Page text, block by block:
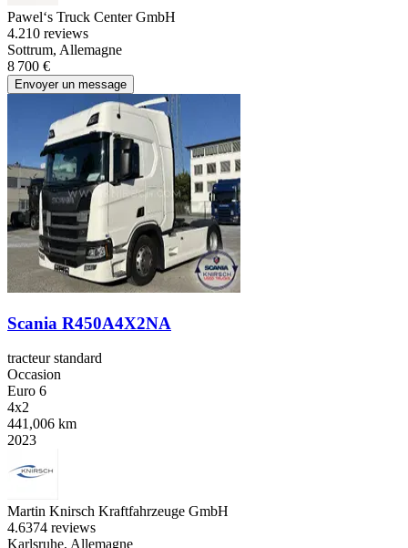
Pawel‘s Truck Center GmbH
4.210 reviews
Sottrum, Allemagne
8 700 €
Envoyer un message
Scania R450A4X2NA
tracteur standard
Occasion
Euro 6
4x2
441,006 km
2023
Martin Knirsch Kraftfahrzeuge GmbH
4.6374 reviews
Karlsruhe, Allemagne